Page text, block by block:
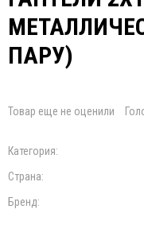
ПАРУ)
Товар еще не оценили
Категория:
Страна:
Бренд: